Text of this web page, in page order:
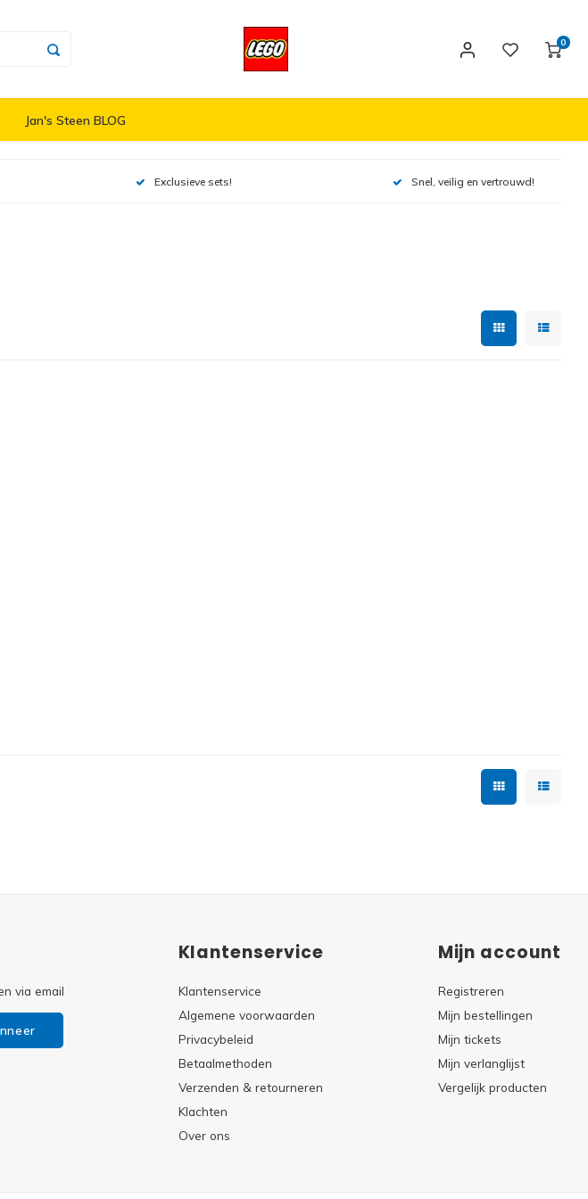
0
Jan's Steen BLOG
Exclusieve sets! Snel, veilig en vertrouwd!
via email
Klantenservice
Klantenservice
Algemene voorwaarden
Privacybeleid
Betaalmethoden
Verzenden & retourneren
Klachten
Over ons
Mijn account
Registreren
Mijn bestellingen
Mijn tickets
Mijn verlanglijst
Vergelijk producten